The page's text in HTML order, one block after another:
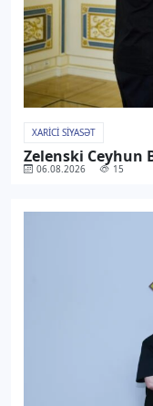
XARICI SIYASƏT
Zelenski Ceyhun
06.08.2026 15